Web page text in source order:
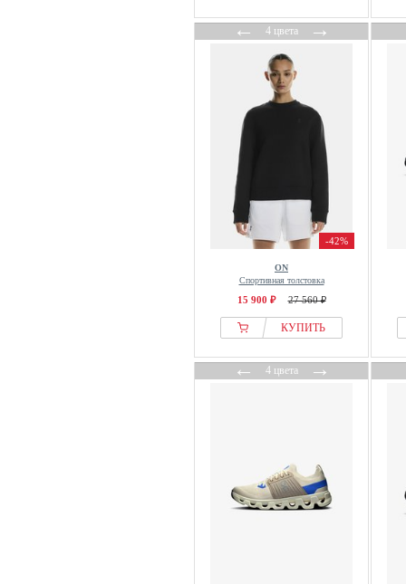
←4 цвета→
-42%
ON
Спортивная толстовка
15 900 ₽ 27 560 ₽
КУПИТЬ
←4 цвета→